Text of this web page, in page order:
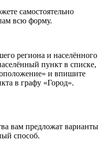
самостоятельно
всю форму.
региона и населённого
пункт в списке,
и впишите
в графу «Город».
вам предложат варианты
способ.